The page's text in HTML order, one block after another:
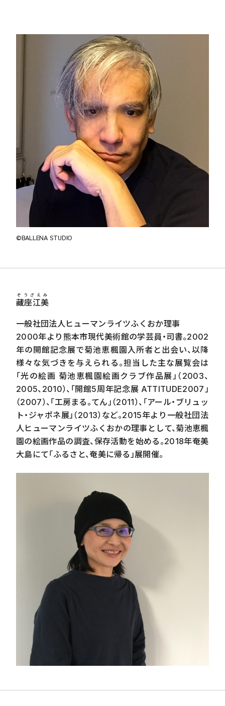
©️BALLENA STUDIO
藏座江美
ぞうざえみ
一般社団法人ヒューマンライツふくおか理事
2000年より熊本市現代美術館の学芸員・司書。2002
年の開館記念展で菊池恵楓園入所者と出会い、以降
様々な気づきを与えられる。担当した主な展覧会は
「光の絵画 菊池恵楓園絵画クラブ作品展」（ 2003、
2005、 2010）、「開館5周年記念展 ATTITUDE2007 」
（2007）、「工房まる。てん」（2011）、「アール・ブリュッ
ト・ジャポネ展」（2013）など。2015年より一般社団法
人ヒューマンライツふくおかの理事として、菊池恵楓
園の絵画作品の調査、保存活動を始める。2018年奄美
大島にて「ふるさと、奄美に帰る」展開催。